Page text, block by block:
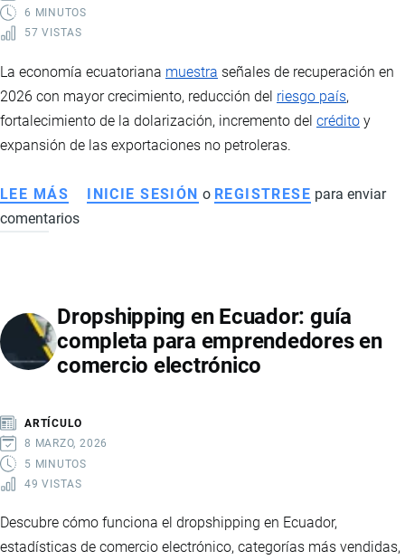
Y
PAÍSES
IMPORTACIÓN
6 MINUTOS
57 VISTAS
La economía ecuatoriana muestra señales de recuperación en
2026 con mayor crecimiento, reducción del riesgo país,
fortalecimiento de la dolarización, incremento del crédito y
expansión de las exportaciones no petroleras.
LEE MÁS SOBRE
ECONOMÍA
2026:
SEÑALES
DE
ESTABILIDAD
Y
FORTALECIMIENTO
INICIE SESIÓN o REGISTRESE para enviar
comentarios
Dropshipping en Ecuador: guía
completa para emprendedores en
comercio electrónico
ARTÍCULO
8 MARZO, 2026
5 MINUTOS
49 VISTAS
Descubre cómo funciona el dropshipping en Ecuador,
estadísticas de comercio electrónico, categorías más vendidas,